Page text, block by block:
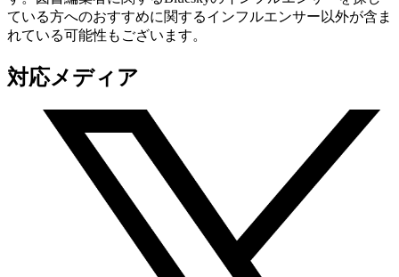
ている方へのおすすめに関するインフルエンサー以外が含ま
れている可能性もございます。
対応メディア